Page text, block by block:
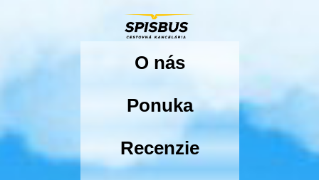
O nás
Ponuka
Recenzie